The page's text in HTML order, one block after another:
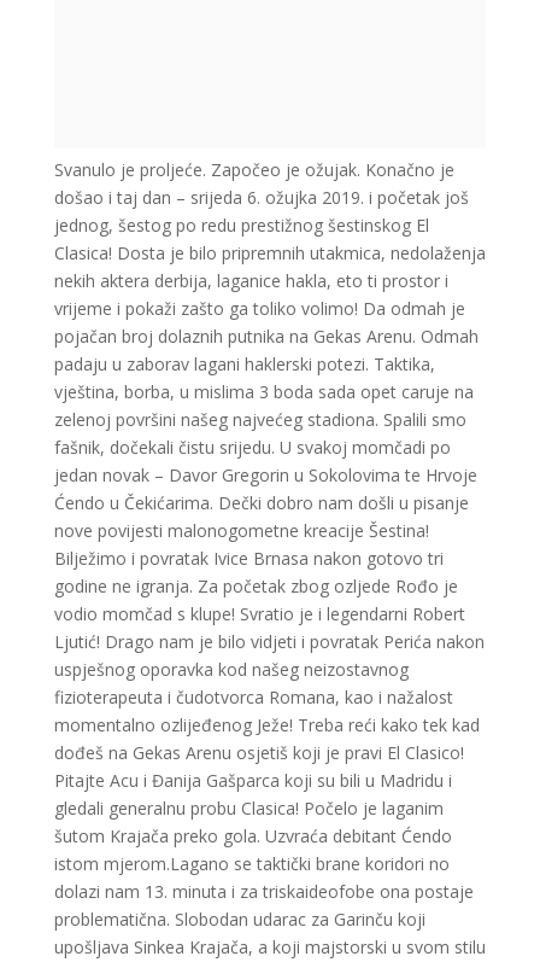
Svanulo je proljeće. Započeo je ožujak. Konačno je
došao i taj dan – srijeda 6. ožujka 2019. i početak još
jednog, šestog po redu prestižnog šestinskog El
Clasica! Dosta je bilo pripremnih utakmica, nedolaženja
nekih aktera derbija, laganice hakla, eto ti prostor i
vrijeme i pokaži zašto ga toliko volimo! Da odmah je
pojačan broj dolaznih putnika na Gekas Arenu. Odmah
padaju u zaborav lagani haklerski potezi. Taktika,
vještina, borba, u mislima 3 boda sada opet caruje na
zelenoj površini našeg najvećeg stadiona. Spalili smo
fašnik, dočekali čistu srijedu. U svakoj momčadi po
jedan novak – Davor Gregorin u Sokolovima te Hrvoje
Ćendo u Čekićarima. Dečki dobro nam došli u pisanje
nove povijesti malonogometne kreacije Šestina!
Bilježimo i povratak Ivice Brnasa nakon gotovo tri
godine ne igranja. Za početak zbog ozljede Rođo je
vodio momčad s klupe! Svratio je i legendarni Robert
Ljutić! Drago nam je bilo vidjeti i povratak Perića nakon
uspješnog oporavka kod našeg neizostavnog
fizioterapeuta i čudotvorca Romana, kao i nažalost
momentalno ozlijeđenog Ježe! Treba reći kako tek kad
dođeš na Gekas Arenu osjetiš koji je pravi El Clasico!
Pitajte Acu i Đanija Gašparca koji su bili u Madridu i
gledali generalnu probu Clasica! Počelo je laganim
šutom Krajača preko gola. Uzvraća debitant Ćendo
istom mjerom.Lagano se taktički brane koridori no
dolazi nam 13. minuta i za triskaideofobe ona postaje
problematična. Slobodan udarac za Garinču koji
upošljava Sinkea Krajača, a koji majstorski u svom stilu